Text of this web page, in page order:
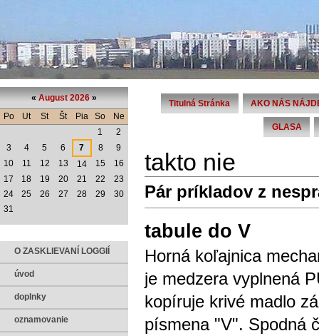
Titulná Stránka AKO NÁS
GLASA
takto nie
Pár príkladov z
tabule do V
Horná koľajnica
je medzera vyplnená
kopíruje krivé madlo
písmena "V". Spodná
«August 2026»
Po Ut St Št Pia So
Ne
1
2
3
4 5 6 7 8
9
10
11 12 13 14 15
16
17
18 19 20 21 22
23
24
25 26 27 28 29
30
31
O ZASKLIEVANÍ LOGGIÍ
úvod
doplnky
oznamovanie